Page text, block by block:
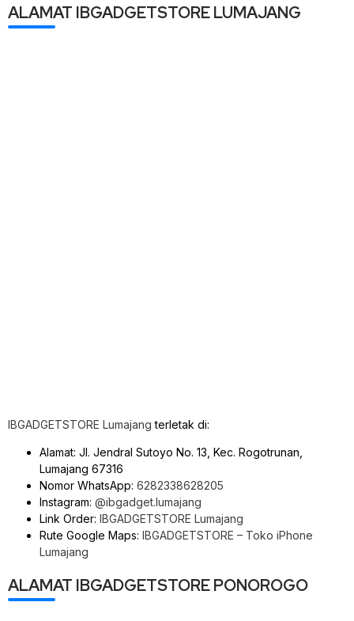
ALAMAT IBGADGETSTORE LUMAJANG
IBGADGETSTORE Lumajang terletak di:
Alamat: Jl. Jendral Sutoyo No. 13, Kec. Rogotrunan,
Lumajang 67316
Nomor WhatsApp: 6282338628205
Instagram: @ibgadget.lumajang
Link Order: IBGADGETSTORE Lumajang
Rute Google Maps: IBGADGETSTORE – Toko iPhone
Lumajang
ALAMAT IBGADGETSTORE PONOROGO